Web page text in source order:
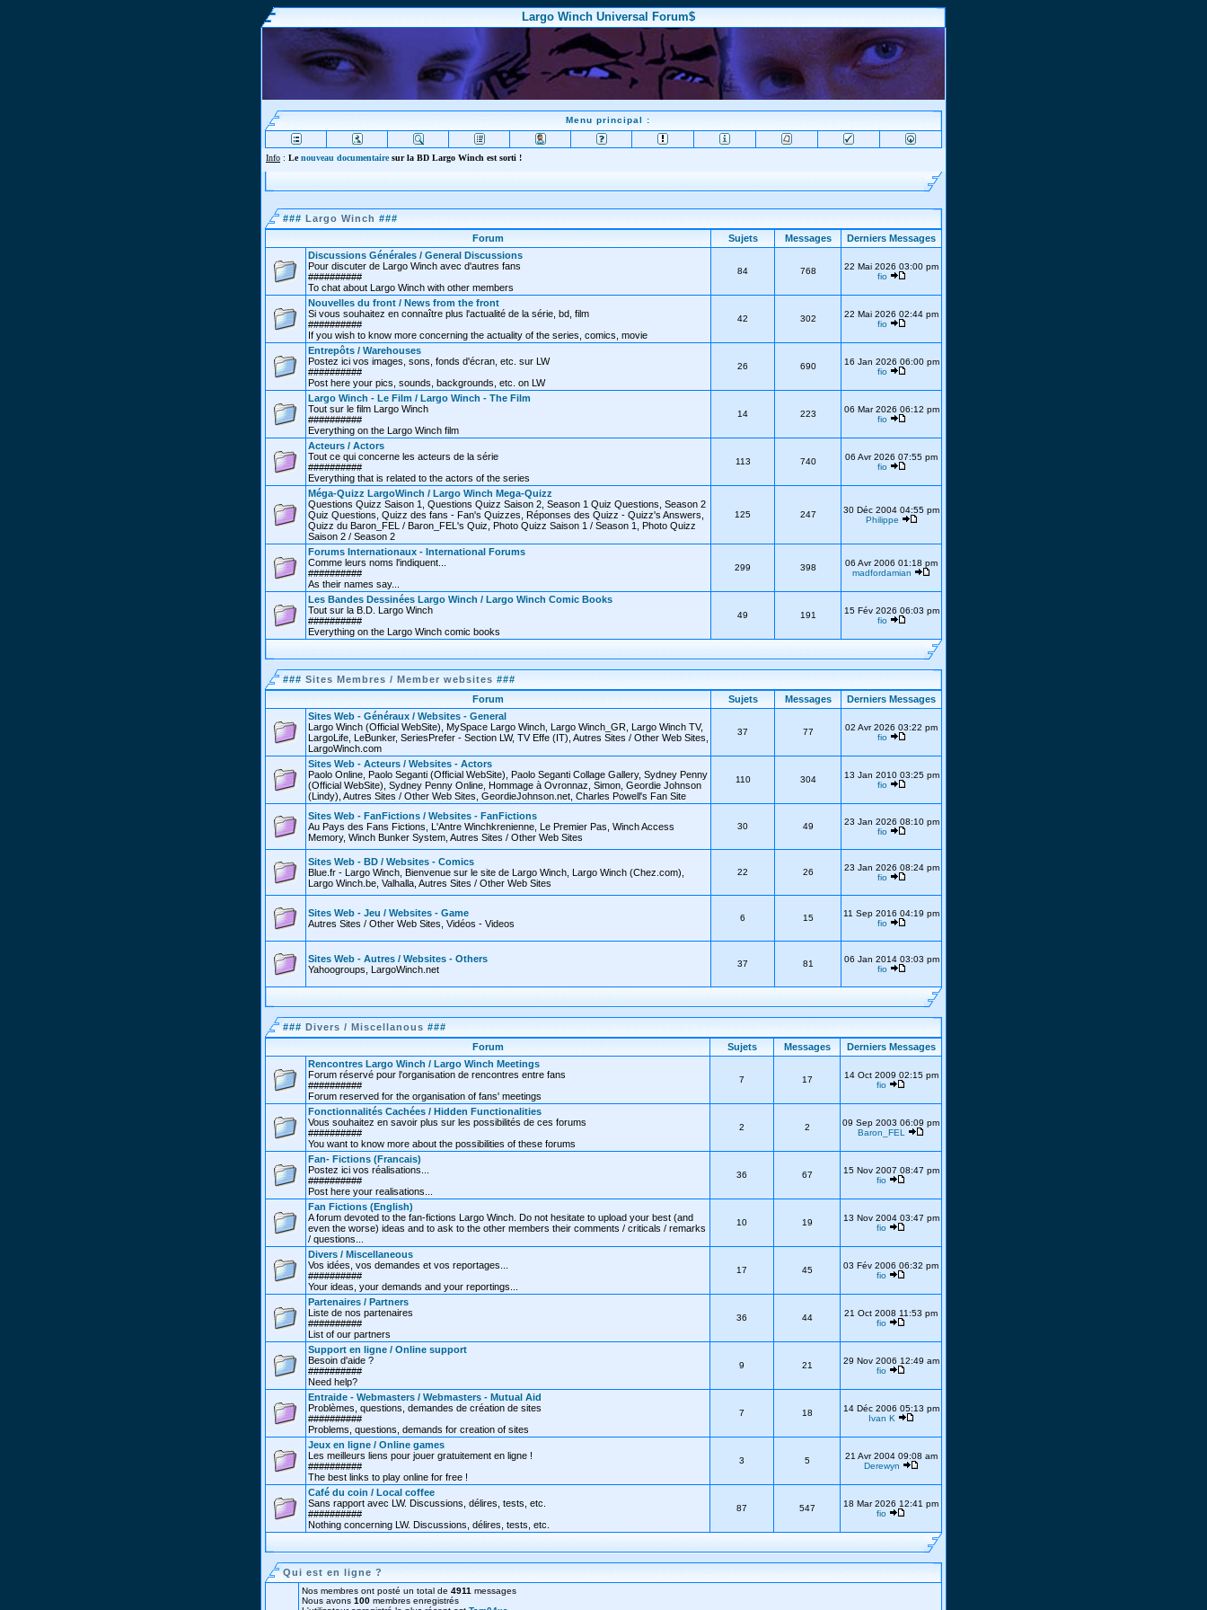
Largo Winch Universal Forum$
Menu principal :
Info : Lenouveau documentairesur la BD Largo Winch est sorti !
### Largo Winch ###
Forum
Sujets Messages
Derniers Messages
Discussions Générales / General Discussions
Pour discuter de Largo Winch avec d'autres fans
##########
To chat about Largo Winch with other members
84 768
22 Mai 2026 03:00 pm
fio
Nouvelles du front / News from the front
Si vous souhaitez en connaître plus l'actualité de la série, bd, film
##########
If you wish to know more concerning the actuality of the series, comics, movie
42 302
22 Mai 2026 02:44 pm
fio
Entrepôts / Warehouses
Postez ici vos images, sons, fonds d'écran, etc. sur LW
##########
Post here your pics, sounds, backgrounds, etc. on LW
26 690
16 Jan 2026 06:00 pm
fio
Largo Winch - Le Film / Largo Winch - The Film
Tout sur le film Largo Winch
##########
Everything on the Largo Winch film
14 223
06 Mar 2026 06:12 pm
fio
Acteurs / Actors
Tout ce qui concerne les acteurs de la série
##########
Everything that is related to the actors of the series
113 740
06 Avr 2026 07:55 pm
fio
Méga-Quizz LargoWinch / Largo Winch Mega-Quizz
Questions Quizz Saison 1, Questions Quizz Saison 2, Season 1 Quiz Questions, Season 2
Quiz Questions, Quizz des fans - Fan's Quizzes, Réponses des Quizz - Quizz's Answers,
Quizz du Baron_FEL / Baron_FEL's Quiz, Photo Quizz Saison 1 / Season 1, Photo Quizz
Saison 2 / Season 2
125 247
30 Déc 2004 04:55 pm
Philippe
Forums Internationaux - International Forums
Comme leurs noms l'indiquent...
##########
As their names say...
299 398
06 Avr 2006 01:18 pm
madfordamian
Les Bandes Dessinées Largo Winch / Largo Winch Comic Books
Tout sur la B.D. Largo Winch
##########
Everything on the Largo Winch comic books
49 191
15 Fév 2026 06:03 pm
fio
### Sites Membres / Member websites ###
Forum
Sujets Messages
Derniers Messages
Sites Web - Généraux / Websites - General
Largo Winch (Official WebSite), MySpace Largo Winch, Largo Winch_GR, Largo Winch TV,
LargoLife, LeBunker, SeriesPrefer - Section LW, TV Effe (IT), Autres Sites / Other Web Sites,
LargoWinch.com
37 77
02 Avr 2026 03:22 pm
fio
Sites Web - Acteurs / Websites - Actors
Paolo Online, Paolo Seganti (Official WebSite), Paolo Seganti Collage Gallery, Sydney Penny
(Official WebSite), Sydney Penny Online, Hommage à Ovronnaz, Simon, Geordie Johnson
(Lindy), Autres Sites / Other Web Sites, GeordieJohnson.net, Charles Powell's Fan Site
110 304
13 Jan 2010 03:25 pm
fio
Sites Web - FanFictions / Websites - FanFictions
Au Pays des Fans Fictions, L'Antre Winchkrenienne, Le Premier Pas, Winch Access
Memory, Winch Bunker System, Autres Sites / Other Web Sites
30 49
23 Jan 2026 08:10 pm
fio
Sites Web - BD / Websites - Comics
Blue.fr - Largo Winch, Bienvenue sur le site de Largo Winch, Largo Winch (Chez.com),
Largo Winch.be, Valhalla, Autres Sites / Other Web Sites
22 26
23 Jan 2026 08:24 pm
fio
Sites Web - Jeu / Websites - Game
Autres Sites / Other Web Sites, Vidéos - Videos
6 15
11 Sep 2016 04:19 pm
fio
Sites Web - Autres / Websites - Others
Yahoogroups, LargoWinch.net
37 81
06 Jan 2014 03:03 pm
fio
### Divers / Miscellanous ###
Forum
Sujets Messages
Derniers Messages
Rencontres Largo Winch / Largo Winch Meetings
Forum réservé pour l'organisation de rencontres entre fans
##########
Forum reserved for the organisation of fans' meetings
7 17
14 Oct 2009 02:15 pm
fio
Fonctionnalités Cachées / Hidden Functionalities
Vous souhaitez en savoir plus sur les possibilités de ces forums
##########
You want to know more about the possibilities of these forums
2 2
09 Sep 2003 06:09 pm
Baron_FEL
Fan- Fictions (Francais)
Postez ici vos réalisations...
##########
Post here your realisations...
36 67
15 Nov 2007 08:47 pm
fio
Fan Fictions (English)
A forum devoted to the fan-fictions Largo Winch. Do not hesitate to upload your best (and
even the worse) ideas and to ask to the other members their comments / criticals / remarks
/ questions...
10 19
13 Nov 2004 03:47 pm
fio
Divers / Miscellaneous
Vos idées, vos demandes et vos reportages...
##########
Your ideas, your demands and your reportings...
17 45
03 Fév 2006 06:32 pm
fio
Partenaires / Partners
Liste de nos partenaires
##########
List of our partners
36 44
21 Oct 2008 11:53 pm
fio
Support en ligne / Online support
Besoin d'aide ?
##########
Need help?
9 21
29 Nov 2006 12:49 am
fio
Entraide - Webmasters / Webmasters - Mutual Aid
Problèmes, questions, demandes de création de sites
##########
Problems, questions, demands for creation of sites
7 18
14 Déc 2006 05:13 pm
Ivan K
Jeux en ligne / Online games
Les meilleurs liens pour jouer gratuitement en ligne !
##########
The best links to play online for free !
3 5
21 Avr 2004 09:08 am
Derewyn
Café du coin / Local coffee
Sans rapport avec LW. Discussions, délires, tests, etc.
##########
Nothing concerning LW. Discussions, délires, tests, etc.
87 547
18 Mar 2026 12:41 pm
fio
Qui est en ligne ?
Nos membres ont posté un total de 4911 messages
Nous avons 100 membres enregistrés